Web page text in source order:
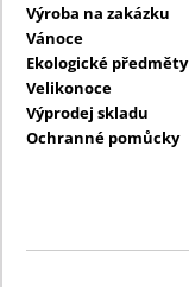
Výroba na zakázku
Vánoce
Ekologické předměty
Velikonoce
Výprodej skladu
Ochranné pomůcky